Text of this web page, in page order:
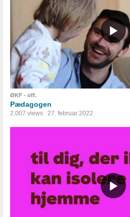
ØKF - off.
Pædagogen
2.007 views 27. februar 2022